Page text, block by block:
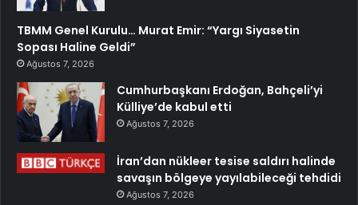
TBMM Genel Kurulu… Murat Emir: “Yargı Siyasetin
Sopası Haline Geldi”
Ağustos 7, 2026
Cumhurbaşkanı Erdoğan, Bahçeli’yi
Külliye’de kabul etti
Ağustos 7, 2026
İran’dan nükleer tesise saldırı halinde
savaşın bölgeye yayılabileceği tehdidi
Ağustos 7, 2026